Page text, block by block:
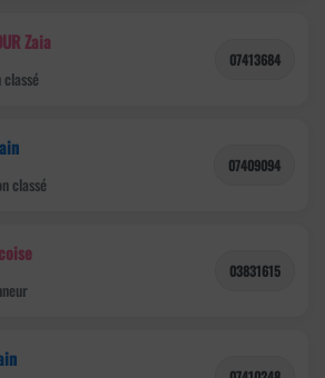
Zaia
07413684
classé
07409094
03831615